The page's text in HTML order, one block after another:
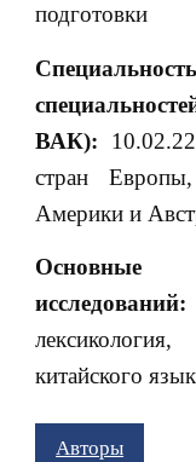
подготовки
ВАК):
стран
Америки и
Основные
китайского
Авторы